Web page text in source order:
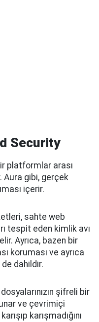
Security
platformlar arası
Aura gibi, gerçek
içerir.
sahte web
tespit eden kimlik avı
Ayrıca, bazen bir
koruması ve ayrıca
dahildir.
şifreli bir
ve çevrimiçi
karışmadığını